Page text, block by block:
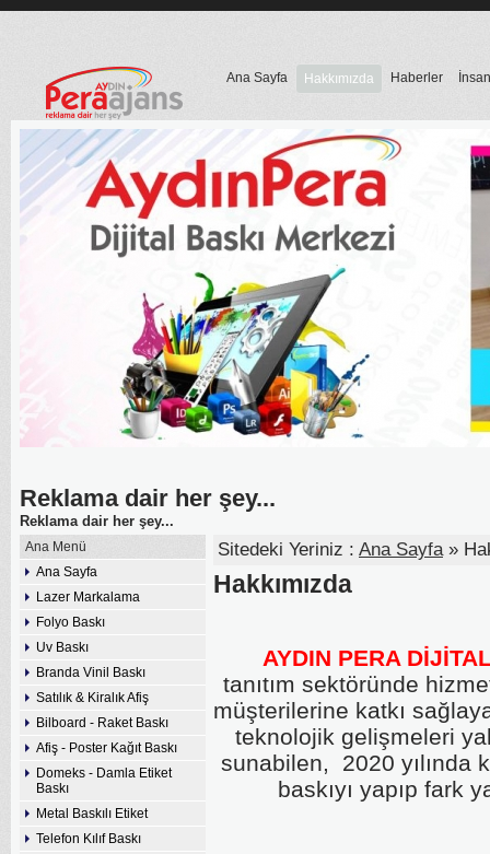
Ana Sayfa Hakkımızda Haberler
Reklama dair her şey...
Reklama dair her şey...
Ana Menü
Ana Sayfa
Lazer Markalama
Folyo Baskı
Uv Baskı
Branda Vinil Baskı
Satılık & Kiralık Afiş
Bilboard - Raket Baskı
Afiş - Poster Kağıt Baskı
Domeks - Damla Etiket
Baskı
Metal Baskılı Etiket
Telefon Kılıf Baskı
Sitedeki Yeriniz : Ana Sayfa»
Hakkımızda
AYDIN PERA
tanıtım sektöründe
müşterilerine katkı
teknolojik gelişmeleri
sunabilen, 2020 yılında
baskıyı yapıp fark